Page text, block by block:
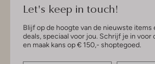
Let's keep in touch!
Blijf op de hoogte van de nieuwste items
deals, speciaal voor jou. Schrijf je in voor
en maak kans op € 150,- shoptegoed.